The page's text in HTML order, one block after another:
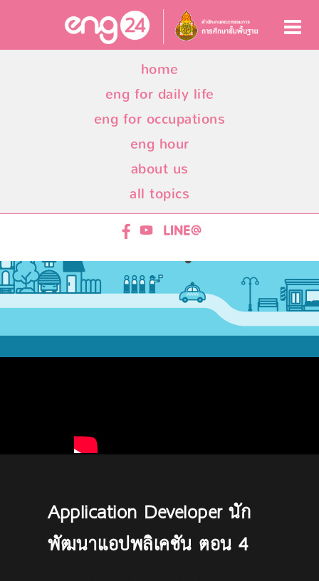
home
eng for daily life
eng for occupations
eng hour
about us
all topics
Application Developer นัก
พัฒนาแอปพลิเคชัน ตอน 4